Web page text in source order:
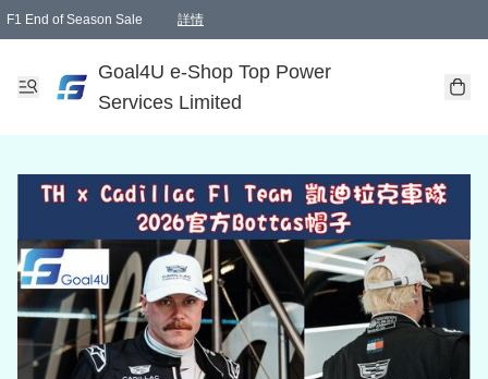
F1 End of Season Sale 詳情
Goal4U e-Shop Top Power
Services Limited